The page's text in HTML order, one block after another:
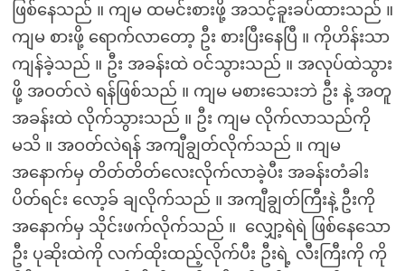
ဖြစ်နေသည် ။ ကျမ ထမင်းစားဖို့ အသင့်ခူးခပ်ထားသည် ။
ကျမ စားဖို့ ရောက်လာတော့ ဦး စားပြီးနေပြီ ။ ကိုဟိန်းသာ
ကျန်ခဲ့သည် ။ ဦး အခန်းထဲ ဝင်သွားသည် ။ အလုပ်ထဲသွား
ဖို့ အဝတ်လဲ ရန်ဖြစ်သည် ။ ကျမ မစားသေးဘဲ ဦး နဲ့ အတူ
အခန်းထဲ လိုက်သွားသည် ။ ဦး ကျမ လိုက်လာသည်ကို
မသိ ။ အဝတ်လဲရန် အကျီချွတ်လိုက်သည် ။ ကျမ
အနောက်မှ တိတ်တိတ်လေးလိုက်လာခဲ့ပီး အခန်းတံခါး
ပိတ်ရင်း လော့ခ် ချလိုက်သည် ။ အကျီချွတ်ကြီးနဲ့ ဦးကို
အနောက်မှ သိုင်းဖက်လိုက်သည် ။ ‌ ‌လျှော့ရဲရဲ ဖြစ်နေသော
ဦး ပုဆိုးထဲကို လက်ထိုးထည့်လိုက်ပီး ဦးရဲ့ လီးကြီးကို ကို